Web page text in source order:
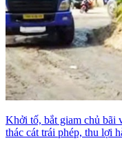
Khởi tố, bắt giam chủ bãi
thác cát trái phép, thu lợi